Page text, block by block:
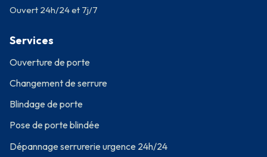
Ouvert 24h/24 et 7j/7
Services
Ouverture de porte
Changement de serrure
Blindage de porte
Pose de porte blindée
Dépannage serrurerie urgence 24h/24